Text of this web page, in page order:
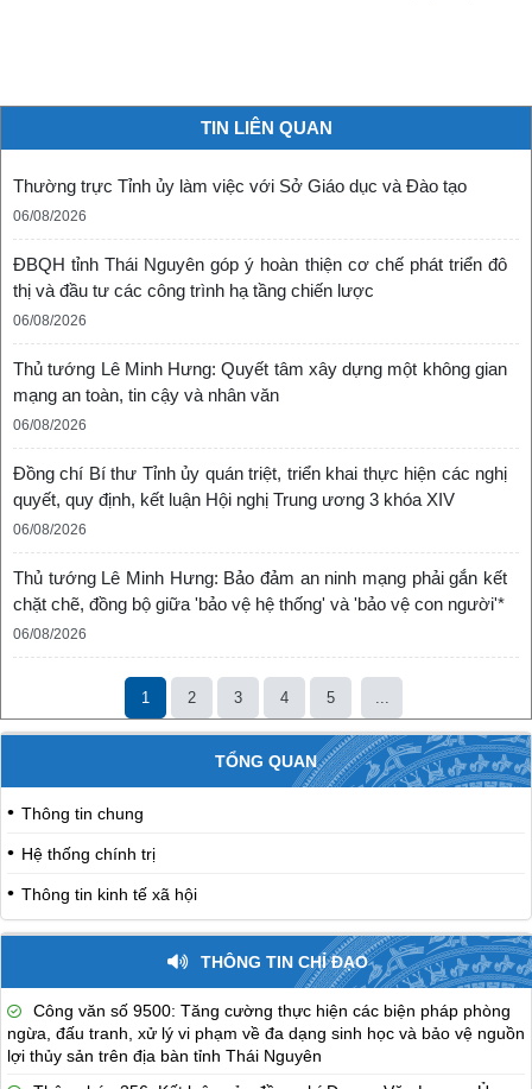
TIN LIÊN QUAN
Thường trực Tỉnh ủy làm việc với Sở Giáo dục và Đào tạo
06/08/2026
ĐBQH tỉnh Thái Nguyên góp ý hoàn thiện cơ chế phát triển đô
thị và đầu tư các công trình hạ tầng chiến lược
06/08/2026
Thủ tướng Lê Minh Hưng: Quyết tâm xây dựng một không gian
mạng an toàn, tin cậy và nhân văn
06/08/2026
Đồng chí Bí thư Tỉnh ủy quán triệt, triển khai thực hiện các nghị
quyết, quy định, kết luận Hội nghị Trung ương 3 khóa XIV
06/08/2026
Thủ tướng Lê Minh Hưng: Bảo đảm an ninh mạng phải gắn kết
chặt chẽ, đồng bộ giữa 'bảo vệ hệ thống' và 'bảo vệ con người'*
06/08/2026
1 2 3 4 5
TỔNG QUAN
Thông tin chung
Hệ thống chính trị
Thông tin kinh tế xã hội
THÔNG TIN CHỈ ĐẠO
Công văn số 9500: Tăng cường thực hiện các biện pháp phòng
ngừa, đấu tranh, xử lý vi phạm về đa dạng sinh học và bảo vệ nguồn
lợi thủy sản trên địa bàn tỉnh Thái Nguyên